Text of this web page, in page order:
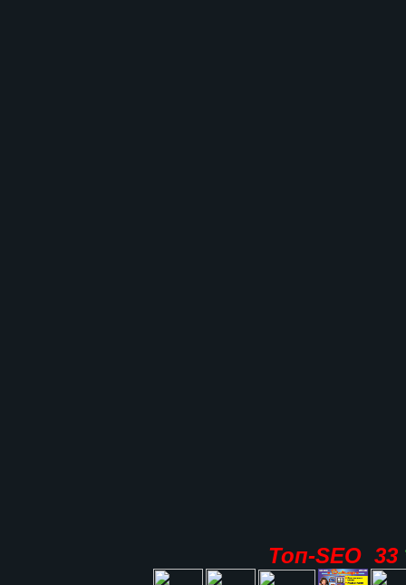
Топ-SEO 33